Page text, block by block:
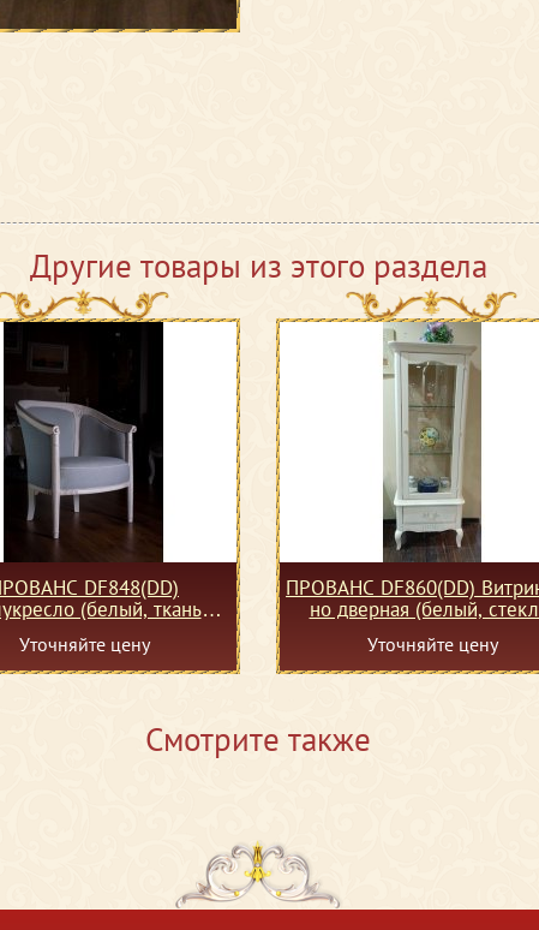
Другие товары из этого раздела
DF848(DD)
(белый, ткань
Уточняйте цену
ПРОВАНС DF860(DD)
но дверная (белый,
Уточняйте цену
Смотрите также